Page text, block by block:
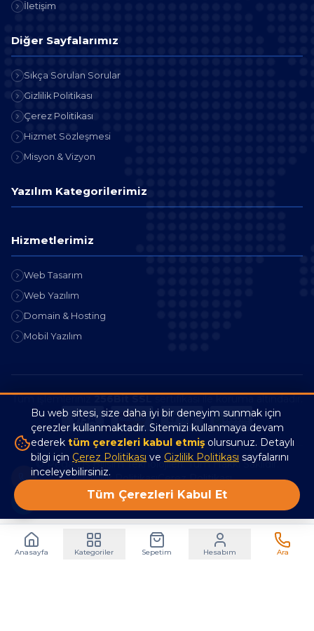
İletişim
Diğer Sayfalarımız
Sıkça Sorulan Sorular
Gizlilik Politikası
Çerez Politikası
Hizmet Sözleşmesi
Misyon & Vizyon
Yazılım Kategorilerimiz
Hizmetlerimiz
Web Tasarım
Web Yazılım
Domain & Hosting
Mobil Yazılım
Tüm işlemleriniz256Bit SSLsertifikası ile koruma altındadır.
© Pegasus Bilişim Teknolojileri. Tüm Hakkı Saklıdır.
Gizlilik PolitikasıÇerez Politikası
Anasayfa Kategoriler Sepetim Hesabım Ara
Bu web sitesi, size daha iyi bir deneyim sunmak için
çerezler kullanmaktadır. Sitemizi kullanmaya devam
ederek tüm çerezleri kabul etmiş olursunuz. Detaylı
bilgi için Çerez Politikası ve Gizlilik Politikası sayfalarını
inceleyebilirsiniz.
Tüm Çerezleri Kabul Et